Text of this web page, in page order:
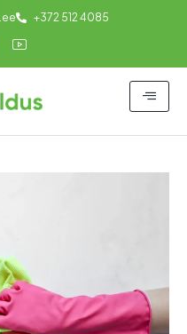
+372 512 4085